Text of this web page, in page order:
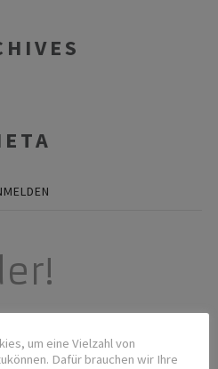
gesundes Kind! Welch ein
Team haben die ganze
um eine Vielzahl von
Dafür brauchen wir Ihre